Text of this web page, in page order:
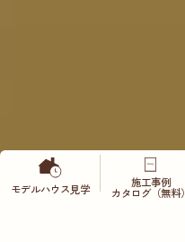
モデルハウス見学 施工事例
カタログ（無料）